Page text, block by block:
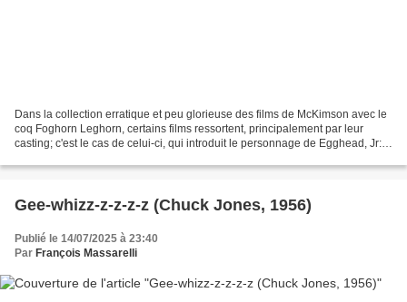
Dans la collection erratique et peu glorieuse des films de McKimson avec le
coq Foghorn Leghorn, certains films ressortent, principalement par leur
casting; c'est le cas de celui-ci, qui introduit le personnage de Egghead, Jr:
Gee-whizz-z-z-z-z (Chuck Jones, 1956)
Publié le 14/07/2025 à 23:40
Par François Massarelli